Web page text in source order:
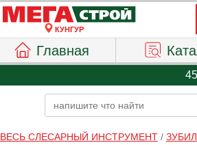
КУНГУР
Главная
ВЕСЬ СЛЕСАРНЫЙ ИНСТРУМЕНТ/